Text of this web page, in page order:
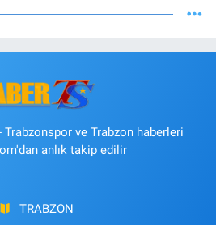
ve Trabzon haberleri
anlık takip edilir
TRABZON